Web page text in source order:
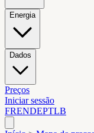
Energia
Dados
Preços
Iniciar sessão
FRENDEPTLB